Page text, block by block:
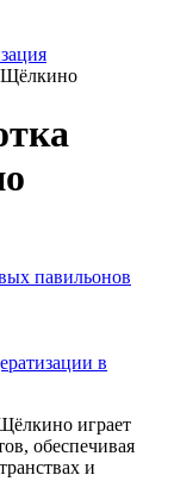
Щёлкино
играет
обеспечивая
и